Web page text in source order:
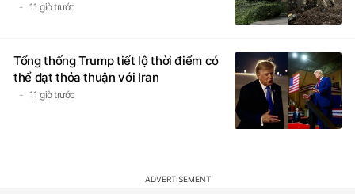
11 giờ trước
Tổng thống Trump tiết lộ thời điểm có
thể đạt thỏa thuận với Iran
11 giờ trước